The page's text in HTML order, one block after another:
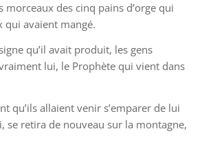
morceaux des cinq pains d’orge qui
qui avaient mangé.
qu’il avait produit, les gens
vraiment lui, le Prophète qui vient dans
qu’ils allaient venir s’emparer de lui
se retira de nouveau sur la montagne,